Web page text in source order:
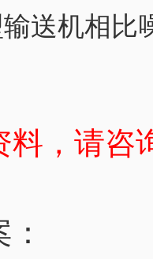
送机相比
料，请咨